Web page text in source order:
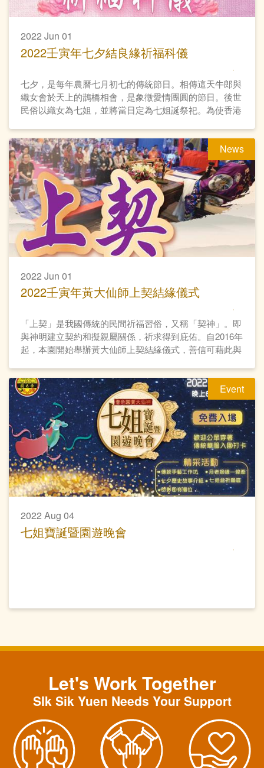
2022 Jun 01
2022壬寅年七夕結良緣祈福科儀
七夕，是每年農曆七月初七的傳統節日。相傳這天牛郎與
織女會於天上的鵲橋相會，是象徵愛情團圓的節日。後世
民俗以織女為七姐，並將當日定為七姐誕祭祀。為使香港
信姻緣和順。
News
2022 Jun 01
2022壬寅年黃大仙師上契結緣儀式
「上契」是我國傳統的民間祈福習俗，又稱「契神」。即
與神明建立契約和擬親屬關係，祈求得到庇佑。自2016年
起，本園開始舉辦黃大仙師上契結緣儀式，善信可藉此與
結善緣的途徑之一。
Event
2022 Aug 04
七姐寶誕暨園遊晚會
Let's Work Together
SIk Sik Yuen Needs Your Support